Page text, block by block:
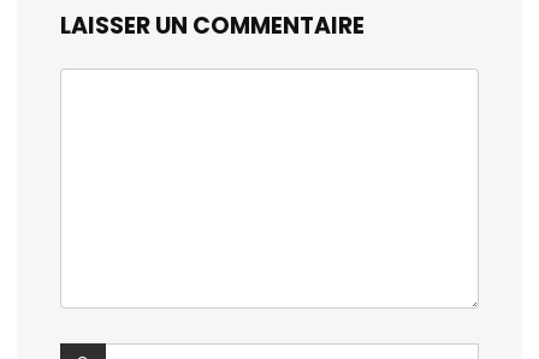
LAISSER UN COMMENTAIRE